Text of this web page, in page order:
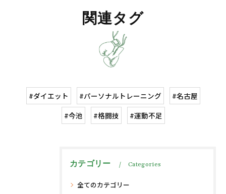
関連タグ
#ダイエット #パーソナルトレーニング
#名古屋
#今池
#格闘技 #運動不足
カテゴリー Categories
全てのカテゴリー